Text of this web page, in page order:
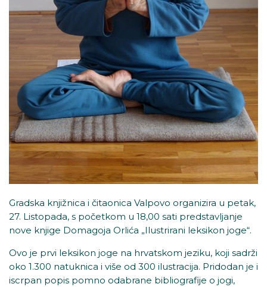
Gradska knjižnica i čitaonica Valpovo organizira u petak,
27. Listopada, s početkom u 18,00 sati predstavljanje
nove knjige Domagoja Orlića „Ilustrirani leksikon joge“.
Ovo je prvi leksikon joge na hrvatskom jeziku, koji sadrži
oko 1.300 natuknica i više od 300 ilustracija. Pridodan je i
iscrpan popis pomno odabrane bibliografije o jogi,